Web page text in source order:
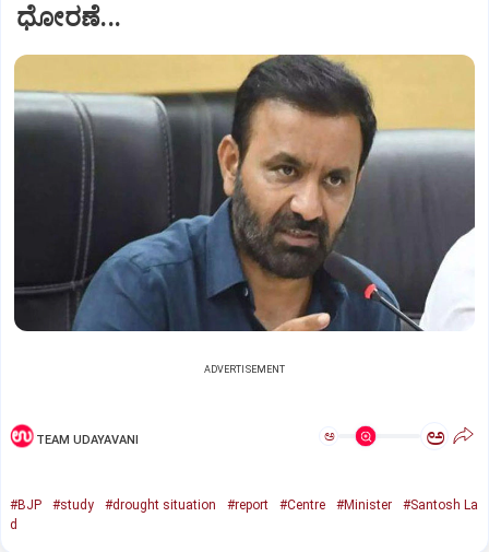
ಧೋರಣೆ...
ADVERTISEMENT
TEAM UDAYAVANI ಅ ಅ
#BJP #study #drought situation #report #Centre #Minister
#Santosh La
d